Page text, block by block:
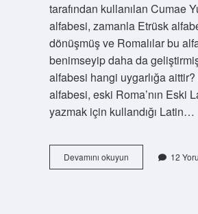
tarafından kullanılan Cumae
alfabesi, zamanla Etrüsk
dönüşmüş ve Romalılar bu
benimseyip daha da
alfabesi hangi uygarlığa
alfabesi, eski Roma’nın Eski
yazmak için kullandığı Latin…
Devamını okuyunLatin
Alfabesi
12